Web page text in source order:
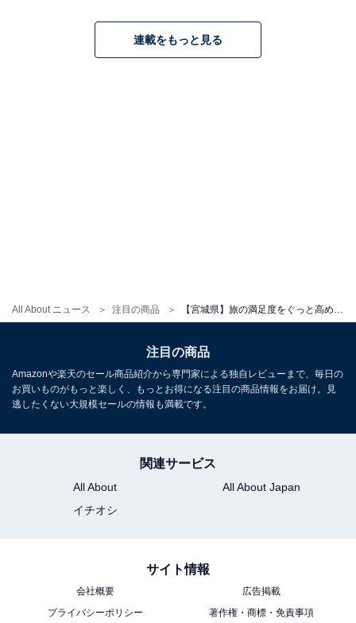
All About ニュース 注目の商品
のまま」などで提供。全天候型屋内プールやティーラウ
ンジ「花の時」など、館内施設も非常に充実していま
所在地：宮城県仙台市太白区秋保町湯元薬師102
交通手段：JR仙台駅より路線バスで約50分・特急バスで
約30分／仙台駅東口より無料送迎バス（要予約）で約30
分／東北自動車道「仙台南IC」より約15分／「仙台宮城
大人1名（参考価格）：2万900円
※料金は公式Webサイト参考価格
チェックイン・チェックアウト
連載をもっと見る
注目の商品
Amazonや楽天のセール商品紹介から専門家による独自レビューまで、毎日の
お買いものがもっと楽しく、もっとお得になる注目の商品情報をお届け。見
逃したくない大規模セールの情報も満載です。
関連サービス
All About
All About Japan
イチオシ
サイト情報
会社概要
広告掲載
プライバシーポリシー
著作権・商標・免責事項